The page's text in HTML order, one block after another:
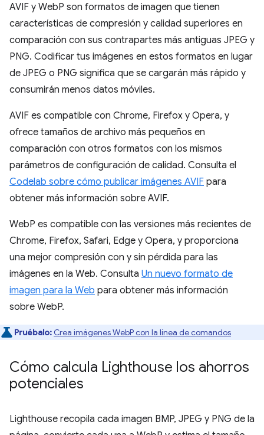
AVIF y WebP son formatos de imagen que tienen
características de compresión y calidad superiores en
comparación con sus contrapartes más antiguas JPEG y
PNG. Codificar tus imágenes en estos formatos en lugar
de JPEG o PNG significa que se cargarán más rápido y
consumirán menos datos móviles.
AVIF es compatible con Chrome, Firefox y Opera, y
ofrece tamaños de archivo más pequeños en
comparación con otros formatos con los mismos
parámetros de configuración de calidad. Consulta el
Codelab sobre cómo publicar imágenes AVIF para
obtener más información sobre AVIF.
WebP es compatible con las versiones más recientes de
Chrome, Firefox, Safari, Edge y Opera, y proporciona
una mejor compresión con y sin pérdida para las
imágenes en la Web. Consulta Un nuevo formato de
imagen para la Web para obtener más información
sobre WebP.
Pruébalo: Crea imágenes WebP con la línea de comandos
Cómo calcula Lighthouse los ahorros
potenciales
Lighthouse recopila cada imagen BMP, JPEG y PNG de la